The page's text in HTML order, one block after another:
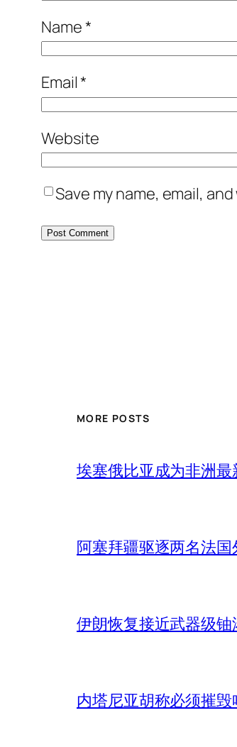
Name*
Email*
Website
Save my name, email,
MORE POSTS
埃塞俄比亚成为非洲
阿塞拜疆驱逐两名法国
伊朗恢复接近武器级铀
内塔尼亚胡称必须摧